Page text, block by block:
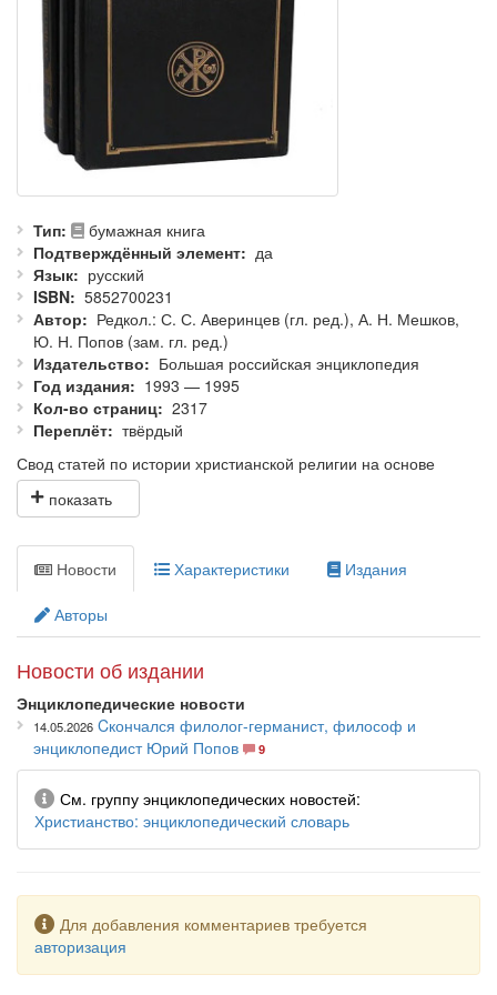
Тип
бумажная книга
Подтверждённый элемент
да
Язык
русский
ISBN
5852700231
Автор
Редкол.: С. С. Аверинцев (гл. ред.), А. Н. Мешков,
Ю. Н. Попов (зам. гл. ред.)
Издательство
Большая российская энциклопедия
Год издания
1993 — 1995
Кол-во страниц
2317
Переплёт
твёрдый
Свод статей по истории христианской религии на основе
«Энциклопедического словаря» (1890—1907) и «Нового
энциклопедического словаря» (1911—1916) Брокгауза и
энциклопедии» (1900—1911).
Широко представлены материалы по следующим разделам:
Библия и библеистика; богословие и мистика; богослужение;
агиография; история церкви.
Среди авторов — выдающиеся русские богословы,
философы, историки.
Новости Характеристики Издания
Авторы
Новости об издании
Энциклопедические новости
14.05.2026 Cкончался филолог-германист, философ и
энциклопедист Юрий Попов
9
Информация
См. группу энциклопедических новостей
Христианство: энциклопедический словарь
Предупреждение
Для добавления комментариев требуется
авторизация